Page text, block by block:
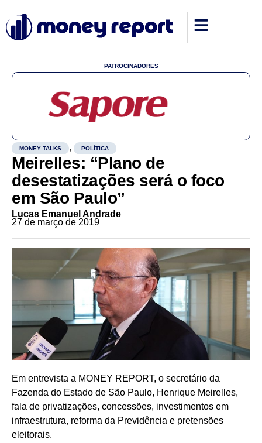
PATROCINADORES
MONEY TALKS , POLÍTICA
Meirelles: “Plano de
desestatizações será o foco
em São Paulo”
Lucas Emanuel Andrade
27 de março de 2019
Em entrevista a MONEY REPORT, o secretário da
Fazenda do Estado de São Paulo, Henrique Meirelles,
fala de privatizações, concessões, investimentos em
infraestrutura, reforma da Previdência e pretensões
eleitorais.